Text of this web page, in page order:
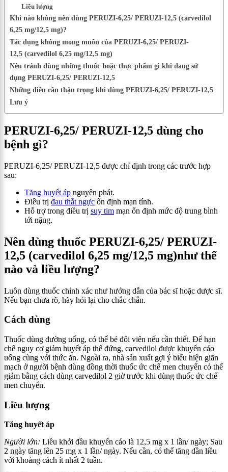
Liều lượng
Khi nào không nên dùng PERUZI-6,25/ PERUZI-12,5 (carvedilol
6,25 mg/12,5 mg)?
Tác dụng không mong muốn của PERUZI-6,25/ PERUZI-
12,5 (carvedilol 6,25 mg/12,5 mg)
Nên tránh dùng những thuốc hoặc thực phẩm gì khi đang sử
dụng PERUZI-6,25/ PERUZI-12,5
Những điều cần thận trọng khi dùng PERUZI-6,25/ PERUZI-12,5
Lưu ý
PERUZI-6,25/ PERUZI-12,5 dùng cho
bệnh gì?
PERUZI-6,25/PERUZI-12,5 được chỉ định trong các trước hợp
sau:
Tăng huyết áp nguyên phát.
Điều trị đau thắt ngực ổn định mạn tính.
Hỗ trợ trong điều trị suy tim mạn ổn định mức độ trung bình
tới nặng.
Nên dùng thuốc PERUZI-6,25/ PERUZI-
12,5 (carvedilol 6,25 mg/12,5 mg)như thế
nào và liều lượng?
Luôn dùng thuốc chính xác như hướng dẫn của bác sĩ hoặc dược sĩ.
Nếu bạn chưa rõ, hãy hỏi lại cho chắc chắn.
Cách dùng
Thuốc dùng đường uống, có thể bẻ đôi viên nếu cần thiết. Để hạn
chế nguy cơ giảm huyết áp thế đứng, carvedilol được khuyến cáo
uống cùng với thức ăn. Ngoài ra, nhà sản xuất gợi ý biểu hiện giãn
mạch ở người bệnh dùng đồng thời thuốc ức chế men chuyển có thể
giảm bằng cách dùng carvedilol 2 giờ trước khi dùng thuốc ức chế
men chuyển.
Liều lượng
Tăng huyết áp
Người lớn: Liều khởi đầu khuyến cáo là 12,5 mg x 1 lần/ ngày; Sau
2 ngày tăng lên 25 mg x 1 lần/ ngày. Nếu cần, có thể tăng dần liều
với khoảng cách ít nhất 2 tuần.